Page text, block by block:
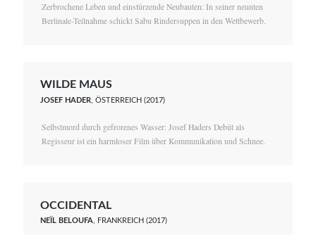
Zerbrochene Leben und einstürzende Neubauten: In seiner neunten
Berlinale-Teilnahme schickt Sabu Rindersuppen in den Wettbewerb.
WILDE MAUS
JOSEF HADER , ÖSTERREICH (2017)
Selbstmord durch gefrorenes Wasser: Josef Haders Debüt als
Regisseur ist ein harmloser Film über Kommunikation und Schnee.
OCCIDENTAL
NEÏL BELOUFA , FRANKREICH (2017)